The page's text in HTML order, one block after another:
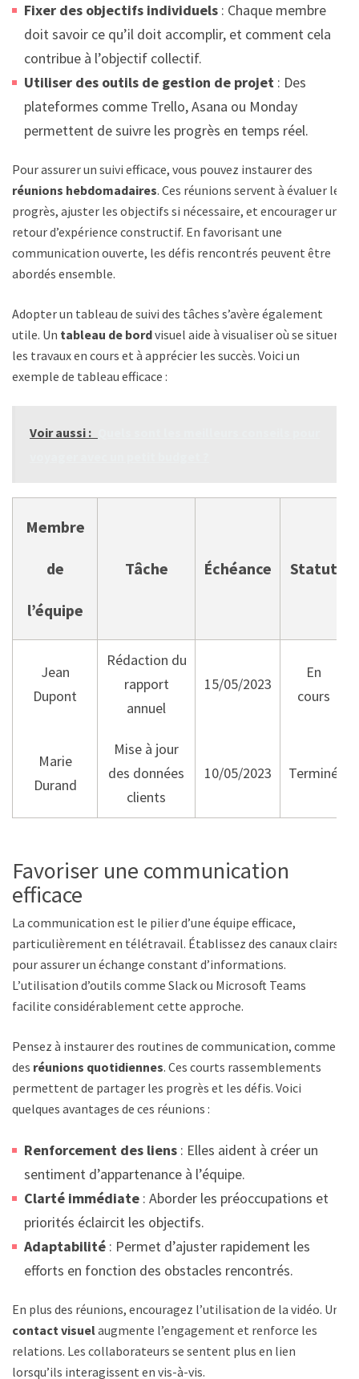
Fixer des objectifs individuels : Chaque membre
doit savoir ce qu’il doit accomplir, et comment cela
contribue à l’objectif collectif.
Utiliser des outils de gestion de projet : Des
plateformes comme Trello, Asana ou Monday
permettent de suivre les progrès en temps réel.
Pour assurer un suivi efficace, vous pouvez instaurer des
réunions hebdomadaires. Ces réunions servent à évaluer les
progrès, ajuster les objectifs si nécessaire, et encourager un
retour d’expérience constructif. En favorisant une
communication ouverte, les défis rencontrés peuvent être
abordés ensemble.
Adopter un tableau de suivi des tâches s’avère également
utile. Un tableau de bordvisuel aide à visualiser où se situent
les travaux en cours et à apprécier les succès. Voici un
exemple de tableau efficace :
Voir aussi :
Membre
de
l’équipe
Tâche Échéance Statut
Jean
Dupont
Rédaction du
rapport
annuel
15/05/2023
En
cours
Marie
Durand
Mise à jour
des données
clients
10/05/2023 Terminé
Favoriser une communication
efficace
La communication est le pilier d’une équipe efficace,
particulièrement en télétravail. Établissez des canaux clairs
pour assurer un échange constant d’informations.
L’utilisation d’outils comme Slack ou Microsoft Teams
facilite considérablement cette approche.
Pensez à instaurer des routines de communication, comme
des réunions quotidiennes. Ces courts rassemblements
permettent de partager les progrès et les défis. Voici
quelques avantages de ces réunions :
Renforcement des liens : Elles aident à créer un
sentiment d’appartenance à l’équipe.
Clarté immédiate : Aborder les préoccupations et
priorités éclaircit les objectifs.
Adaptabilité : Permet d’ajuster rapidement les
efforts en fonction des obstacles rencontrés.
En plus des réunions, encouragez l’utilisation de la vidéo. Un
contact visuelaugmente l’engagement et renforce les
relations. Les collaborateurs se sentent plus en lien
lorsqu’ils interagissent en vis-à-vis.